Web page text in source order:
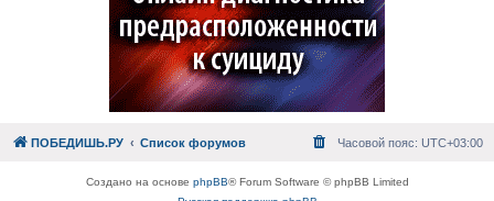
ПОБЕДИШЬ.РУ Список форумов Часовой пояс: UTC+03:00
Создано на основе phpBB® Forum Software © phpBB Limited